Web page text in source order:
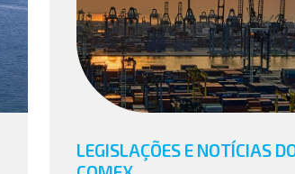
LEGISLAÇÕES E NOTÍCIAS